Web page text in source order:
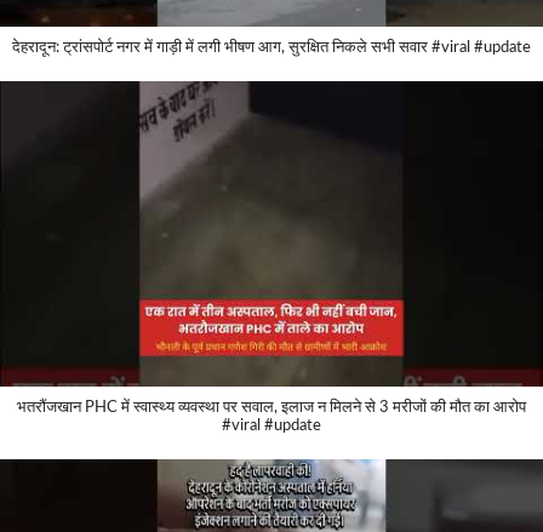
देहरादून: ट्रांसपोर्ट नगर में गाड़ी में लगी भीषण आग, सुरक्षित निकले सभी सवार #viral #update
भतरौंजखान PHC में स्वास्थ्य व्यवस्था पर सवाल, इलाज न मिलने से 3 मरीजों की मौत का आरोप
#viral #update